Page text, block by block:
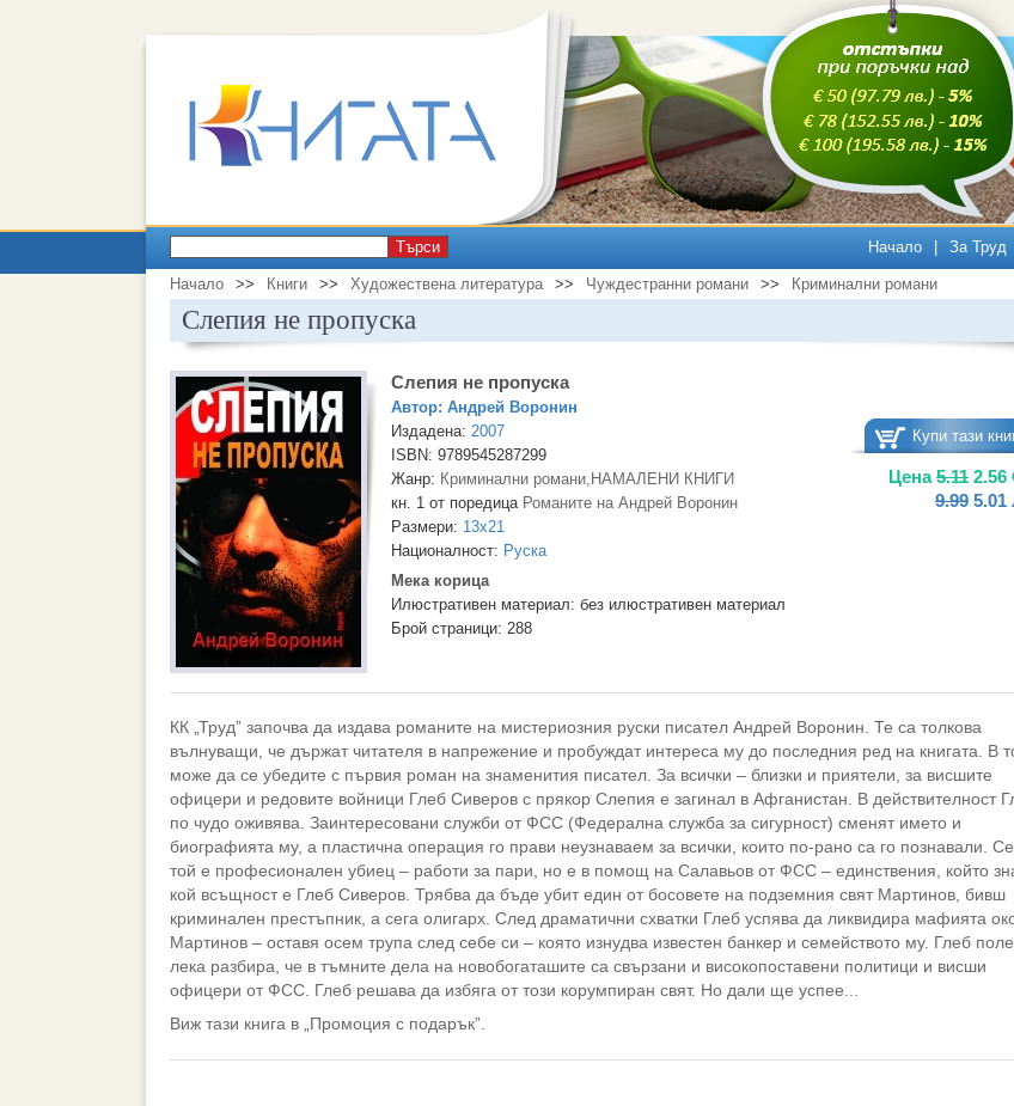
Търси Начало За Труд
Начало >> Книги >> Художествена литература >> Чуждестранни романи >> Криминални романи
Слепия не пропуска
Слепия не пропуска
Автор: Андрей Воронин
Издадена: 2007
ISBN: 9789545287299
Жанр: Криминални романи, НАМАЛЕНИ КНИГИ
кн. 1 от поредица Романите на Андрей Воронин
Размери: 13x21
Националност: Руска
Мека корица
Илюстративен материал: без илюстративен материал
Брой страници: 288
Купи тази
Цена5.11 2.56
9.99 5.01
КК „Труд” започва да издава романите на мистериозния руски писател Андрей Воронин. Те са толкова
вълнуващи, че държат читателя в напрежение и пробуждат интереса му до последния ред на книгата. В
може да се убедите с първия роман на знаменития писател. За всички – близки и приятели, за висшите
офицери и редовите войници Глеб Сиверов с прякор Слепия е загинал в Афганистан. В действителност
по чудо оживява. Заинтересовани служби от ФСС (Федерална служба за сигурност) сменят името и
биографията му, а пластична операция го прави неузнаваем за всички, които по-рано са го познавали.
той е професионален убиец – работи за пари, но е в помощ на Салавьов от ФСС – единствения, който
кой всъщност е Глеб Сиверов. Трябва да бъде убит един от босовете на подземния свят Мартинов, бивш
криминален престъпник, а сега олигарх. След драматични схватки Глеб успява да ликвидира мафията
Мартинов – оставя осем трупа след себе си – която изнудва известен банкер и семейството му. Глеб
лека разбира, че в тъмните дела на новобогаташите са свързани и високопоставени политици и висши
офицери от ФСС. Глеб решава да избяга от този корумпиран свят. Но дали ще успее...
Виж тази книга в „ Промоция с подарък”.